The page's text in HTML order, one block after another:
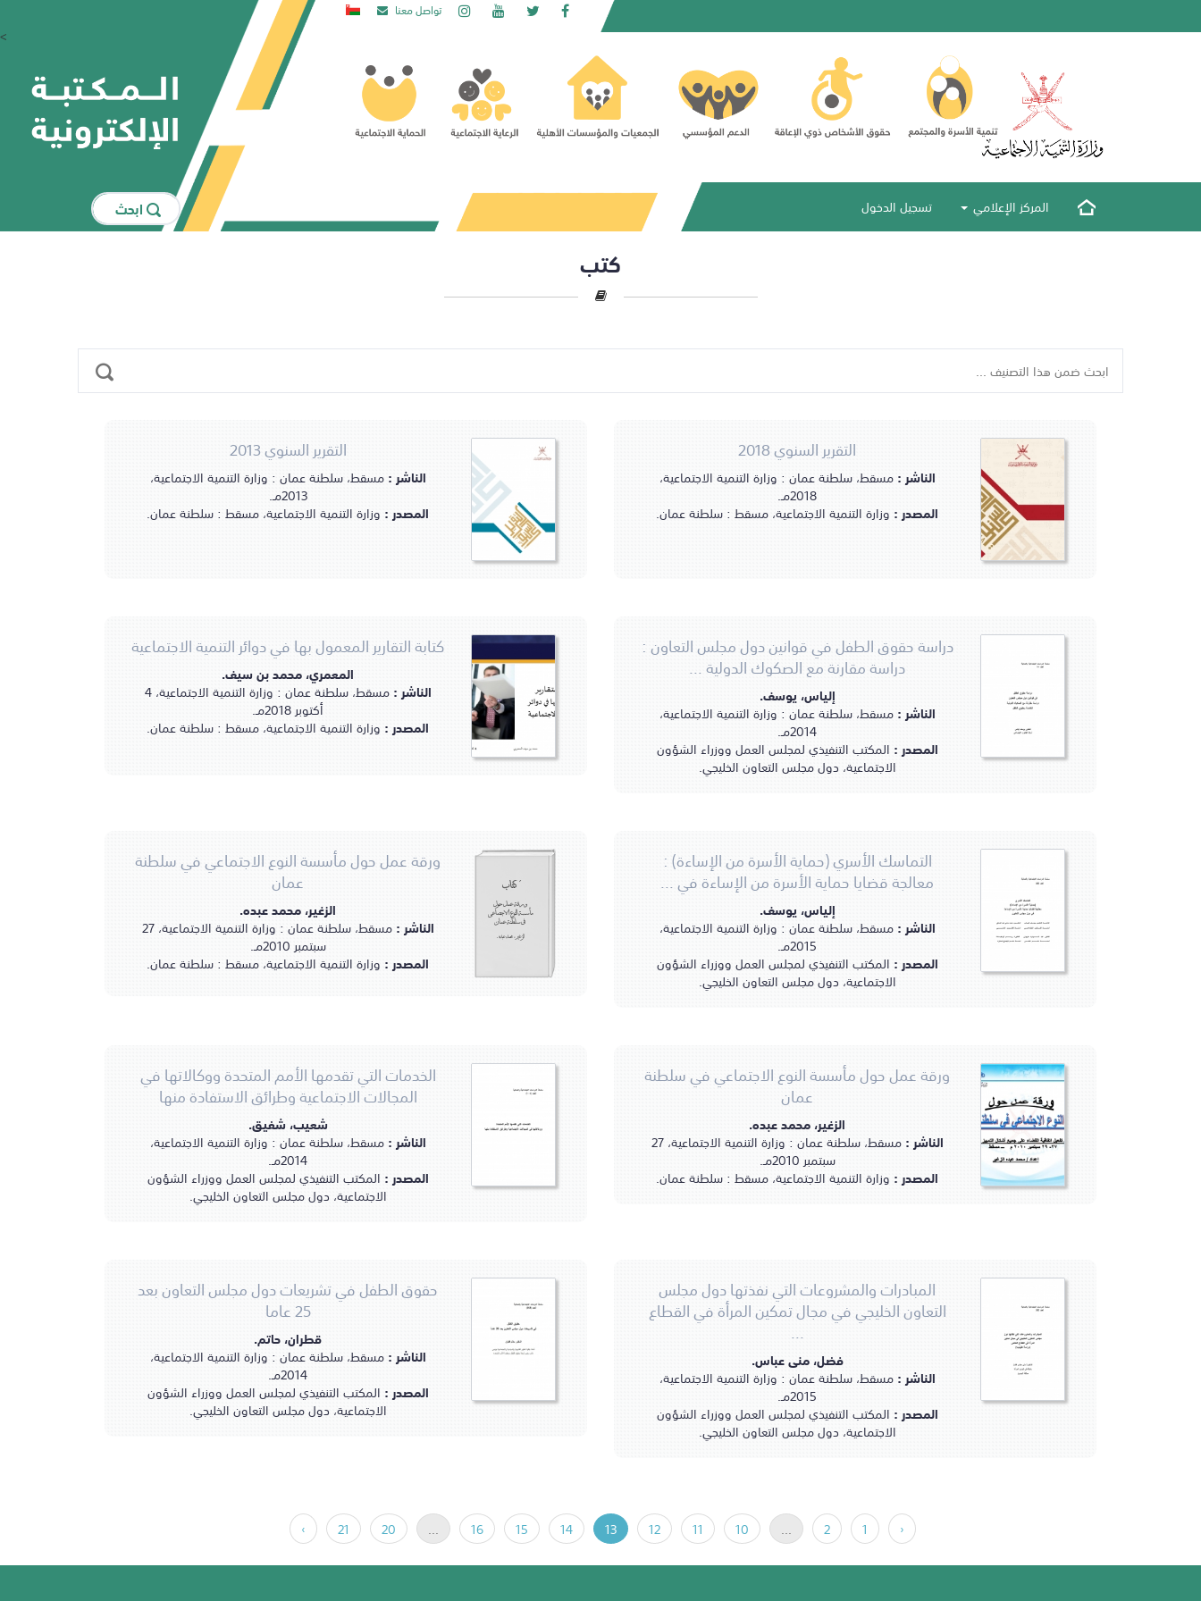
تواصل معنا
<
اﺑﺤﺚ المركز الإعلامي تسجيل الدخول
كتب
التقرير السنوي 2013
الناشر :مسقط، سلطنة عمان : وزارة التنمية الاجتماعية،
2013مـ.
المصدر : وزارة التنمية الاجتماعية، مسقط : سلطنة عمان.
التقرير السنوي 2018
الناشر :مسقط، سلطنة عمان : وزارة التنمية الاجتماعية،
2018مـ.
المصدر : وزارة التنمية الاجتماعية، مسقط : سلطنة عمان.
كتابة التقارير المعمول بها في دوائر التنمية الاجتماعية
المعمري، محمد بن سيف.
الناشر : مسقط، سلطنة عمان : وزارة التنمية الاجتماعية، 4
أكتوبر 2018مـ.
المصدر : وزارة التنمية الاجتماعية، مسقط : سلطنة عمان.
دراسة حقوق الطفل في قوانين دول مجلس التعاون :
دراسة مقارنة مع الصكوك الدولية ...
إلياس، يوسف.
الناشر :مسقط، سلطنة عمان : وزارة التنمية الاجتماعية،
2014مـ.
المصدر : المكتب التنفيذي لمجلس العمل ووزراء الشؤون
الاجتماعية، دول مجلس التعاون الخليجي.
كتاب
ورقة عمل حول
مأسسة النوع الاجتماعي
في سلطنة عمان
الزغير، محمد عبده.
ورقة عمل حول مأسسة النوع الاجتماعي في سلطنة
عمان
الزغير، محمد عبده.
الناشر : مسقط، سلطنة عمان : وزارة التنمية الاجتماعية، 27
سبتمبر 2010مـ.
المصدر : وزارة التنمية الاجتماعية، مسقط : سلطنة عمان.
التماسك الأسري (حماية الأسرة من الإساءة) :
معالجة قضايا حماية الأسرة من الإساءة في ...
إلياس، يوسف.
الناشر :مسقط، سلطنة عمان : وزارة التنمية الاجتماعية،
2015مـ.
المصدر : المكتب التنفيذي لمجلس العمل ووزراء الشؤون
الاجتماعية، دول مجلس التعاون الخليجي.
الخدمات التي تقدمها الأمم المتحدة ووكالاتها في
المجالات الاجتماعية وطرائق الاستفادة منها
شعيب، شفيق.
الناشر :مسقط، سلطنة عمان : وزارة التنمية الاجتماعية،
2014مـ.
المصدر : المكتب التنفيذي لمجلس العمل ووزراء الشؤون
الاجتماعية، دول مجلس التعاون الخليجي.
ورقة عمل حول مأسسة النوع الاجتماعي في سلطنة
عمان
الزغير، محمد عبده.
الناشر : مسقط، سلطنة عمان : وزارة التنمية الاجتماعية، 27
سبتمبر 2010مـ.
المصدر : وزارة التنمية الاجتماعية، مسقط : سلطنة عمان.
حقوق الطفل في تشريعات دول مجلس التعاون بعد
25 عاما
قطران، حاتم.
الناشر :مسقط، سلطنة عمان : وزارة التنمية الاجتماعية،
2014مـ.
المصدر : المكتب التنفيذي لمجلس العمل ووزراء الشؤون
الاجتماعية، دول مجلس التعاون الخليجي.
المبادرات والمشروعات التي نفذتها دول مجلس
التعاون الخليجي في مجال تمكين المرأة في القطاع
...
فضل، منى عباس.
الناشر :مسقط، سلطنة عمان : وزارة التنمية الاجتماعية،
2015مـ.
المصدر : المكتب التنفيذي لمجلس العمل ووزراء الشؤون
الاجتماعية، دول مجلس التعاون الخليجي.
‹
1
2
...
10
11
12
13
14
15
16
...
20
21
›